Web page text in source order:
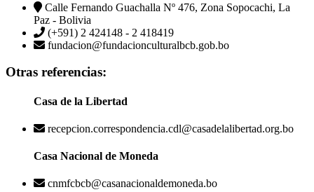
Calle Fernando Guachalla Nº 476, Zona Sopocachi, La
Paz - Bolivia
(+591) 2 424148 - 2 418419
fundacion@fundacionculturalbcb.gob.bo
Otras referencias:
Casa de la Libertad
recepcion.correspondencia.cdl@casadelalibertad.org.bo
Casa Nacional de Moneda
cnmfcbcb@casanacionaldemoneda.bo